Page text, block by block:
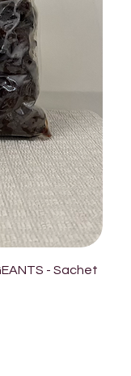
- Sachet